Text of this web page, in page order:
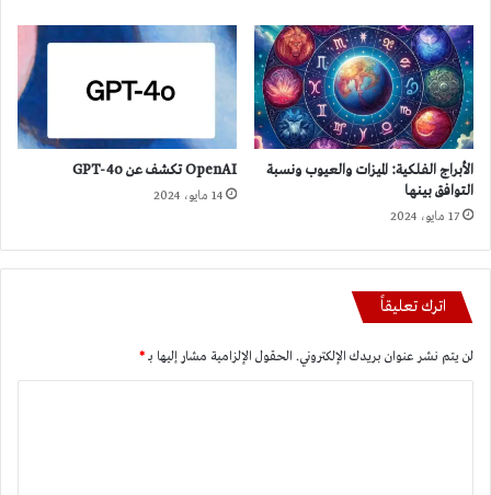
الأبراج الفلكية: الميزات والعيوب ونسبة
التوافق بينها
17 مايو، 2024
OpenAI تكشف عن GPT-4o
14 مايو، 2024
اترك تعليقاً
لن يتم نشر عنوان بريدك الإلكتروني. الحقول الإلزامية مشار إليها بـ*